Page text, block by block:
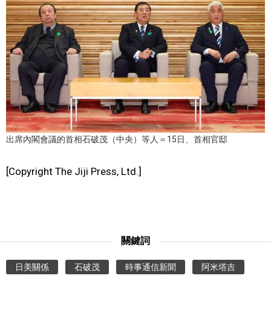
人物訪談
日本入門
政治外交
社會
財經
文化
official SNS
出席內閣會議的首相石破茂（中央）等人＝15日、首相官邸
[Copyright The Jiji Press, Ltd.]
關鍵詞
日美關係 石破茂 時事通信新聞 阿米塔吉